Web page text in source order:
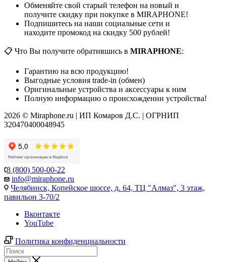
Обменяйте свой старый телефон на новый и
получите скидку при покупке в MIRAPHONE!
Подпишитесь на наши социальные сети и
находите промокод на скидку 500 рублей!
📋 Что Вы получите обратившись в MIRAPHONE:
Гарантию на всю продукцию!
Выгодные условия trade-in (обмен)
Оригинальные устройства и аксессуары к ним
Полную информацию о происхождении устройства!
2026 © Miraphone.ru | ИП Комаров Д.С. | ОГРНИП
320470400048945
8 (800) 500-00-22
info@miraphone.ru
Челябинск, Копейское шоссе, д. 64, ТЦ "Алмаз", 3 этаж,
павильон 3-70/2
Вконтакте
YouTube
Политика конфиденциальности